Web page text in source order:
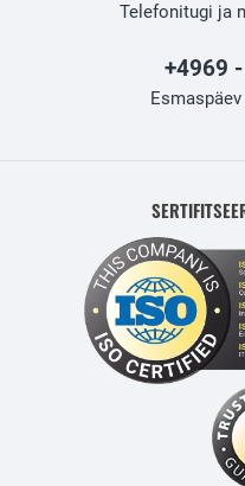
Telefonitugi ja
+4969